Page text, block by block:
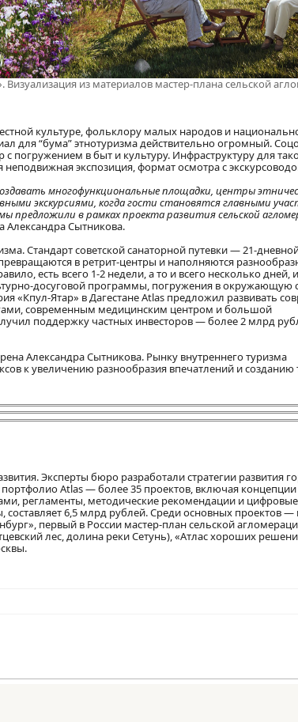
из материалов мастер-плана сельской
культуре, фольклору малых народов и
для “бума” этнотуризма действительно огромный.
с погружением в быт и культуру. Инфраструктуру для
экспозиция, формат осмотра с
многофункциональные площадки, центры
экскурсиями, когда гости становятся главными
в рамках проекта развития сельской
Александра Сытникова.
Стандарт советской санаторной путевки — 21-
в ретрит-центры и наполняются
есть всего 1-2 недели, а то и всего несколько дней,
досуговой программы, погружения в окружающую
«Кпул-Ятар» в Дагестане Atlas предложил развивать
современным медицинским центром и большой
поддержку частных инвесторов — более 2 млрд
Александра Сытникова. Рынку внутреннего туризма
к увеличению разнообразия впечатлений и созданию
Эксперты бюро разработали стратегии развития
Atlas — более 35 проектов, включая концепции
регламенты, методические рекомендации и
6,5 млрд рублей. Среди основных проектов —
первый в России мастер-план сельской
лес, долина реки Сетунь), «Атлас хороших